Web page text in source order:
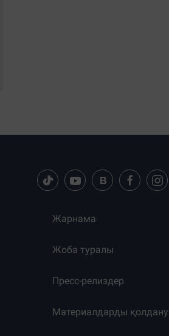
Жарнама
Жоба туралы
Пресс-релиздер
Материалдарды қолдану